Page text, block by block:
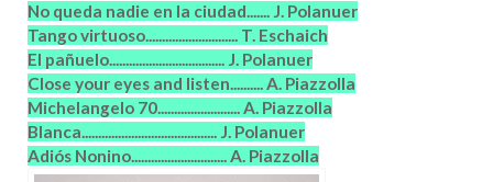
No queda nadie en la ciudad....... J. Polanuer
Tango virtuoso............................ T. Eschaich
El pañuelo................................... J. Polanuer
Close your eyes and listen..........A. Piazzolla
Michelangelo 70.........................A. Piazzolla
Blanca......................................... J. Polanuer
Adiós Nonino.............................A. Piazzolla